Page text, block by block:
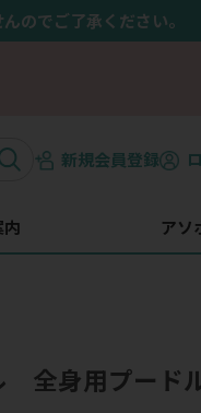
のでご了承ください。
新規会員登録
アソ
全身用プード